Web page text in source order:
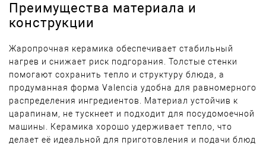
Преимущества материала и
конструкции
Жаропрочная керамика обеспечивает стабильный
нагрев и снижает риск подгорания. Толстые стенки
помогают сохранить тепло и структуру блюда, а
продуманная форма Valencia удобна для равномерного
распределения ингредиентов. Материал устойчив к
царапинам, не тускнеет и подходит для посудомоечной
машины. Керамика хорошо удерживает тепло, что
делает её идеальной для приготовления и подачи блюд